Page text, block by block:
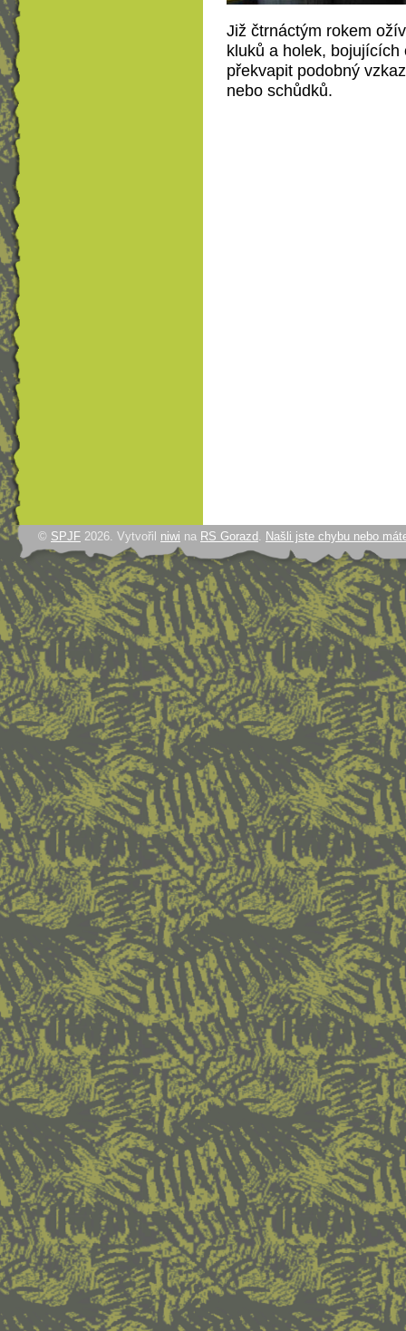
Již čtrnáctým rokem
kluků a holek,
překvapit podobný
nebo schůdků.
© SPJF 2026. Vytvořil niwi na RS Gorazd Našli jste chybu nebo